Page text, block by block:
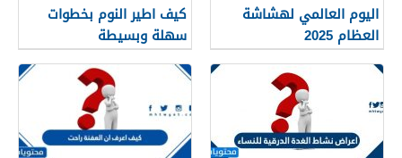
اليوم العالمي لهشاشة
العظام 2025
كيف اطير النوم بخطوات
سهلة وبسيطة